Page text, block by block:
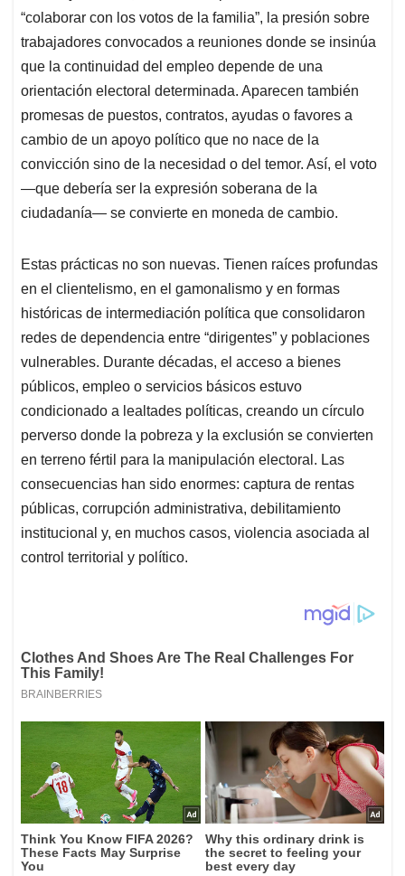
“colaborar con los votos de la familia”, la presión sobre
trabajadores convocados a reuniones donde se insinúa
que la continuidad del empleo depende de una
orientación electoral determinada. Aparecen también
promesas de puestos, contratos, ayudas o favores a
cambio de un apoyo político que no nace de la
convicción sino de la necesidad o del temor. Así, el voto
—que debería ser la expresión soberana de la
ciudadanía— se convierte en moneda de cambio.
Estas prácticas no son nuevas. Tienen raíces profundas
en el clientelismo, en el gamonalismo y en formas
históricas de intermediación política que consolidaron
redes de dependencia entre “dirigentes” y poblaciones
vulnerables. Durante décadas, el acceso a bienes
públicos, empleo o servicios básicos estuvo
condicionado a lealtades políticas, creando un círculo
perverso donde la pobreza y la exclusión se convierten
en terreno fértil para la manipulación electoral. Las
consecuencias han sido enormes: captura de rentas
públicas, corrupción administrativa, debilitamiento
institucional y, en muchos casos, violencia asociada al
control territorial y político.